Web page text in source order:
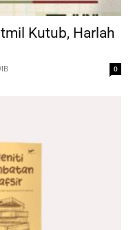
Kutub, Harlah
0